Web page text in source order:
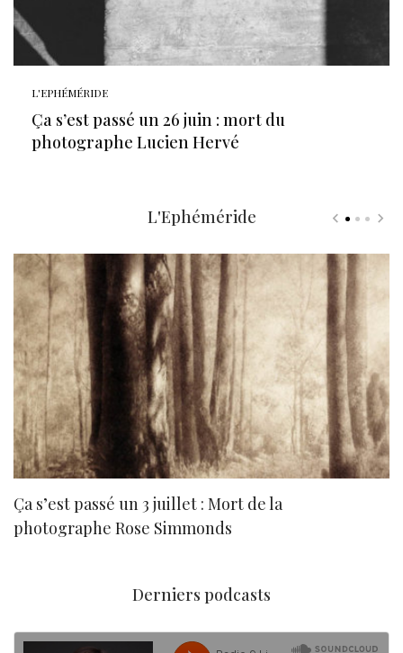
L'EPHÉMÉRIDE
Ça s’est passé un 26 juin : mort du
photographe Lucien Hervé
L'Ephéméride
Ça s’est passé un 3 juillet : Mort de la
photographe Rose Simmonds
Derniers podcasts